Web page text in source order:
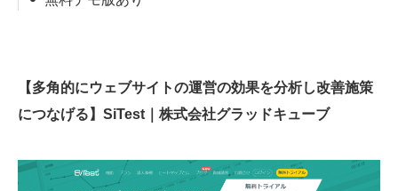
【多角的にウェブサイトの運営の効果を分析し改善施策
につなげる】SiTest｜株式会社グラッドキューブ